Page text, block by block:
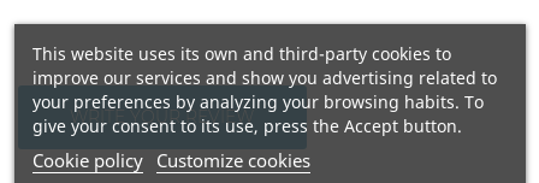
WRITE YOUR REVIEW
This website uses its own and third-party cookies to
improve our services and show you advertising related to
your preferences by analyzing your browsing habits. To
give your consent to its use, press the Accept button.
Cookie policy Customize cookies